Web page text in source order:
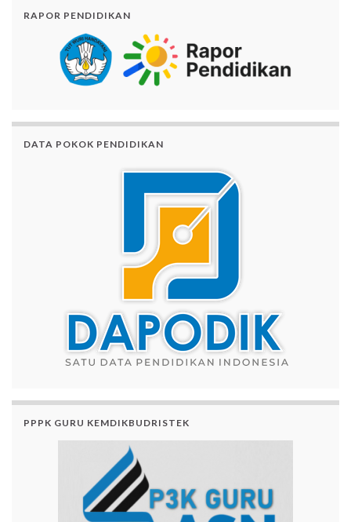
RAPOR PENDIDIKAN
DATA POKOK PENDIDIKAN
PPPK GURU KEMDIKBUDRISTEK